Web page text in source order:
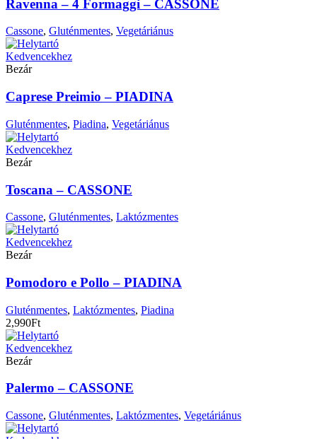
Ravenna – 4 Formaggi – CASSONE
Cassone, Gluténmentes, Vegetáriánus
Kedvencekhez
Bezár
Caprese Preimio – PIADINA
Gluténmentes, Piadina, Vegetáriánus
Kedvencekhez
Bezár
Toscana – CASSONE
Cassone, Gluténmentes, Laktózmentes
Kedvencekhez
Bezár
Pomodoro e Pollo – PIADINA
Gluténmentes, Laktózmentes, Piadina
2,990Ft
Kedvencekhez
Bezár
Palermo – CASSONE
Cassone, Gluténmentes, Laktózmentes, Vegetáriánus